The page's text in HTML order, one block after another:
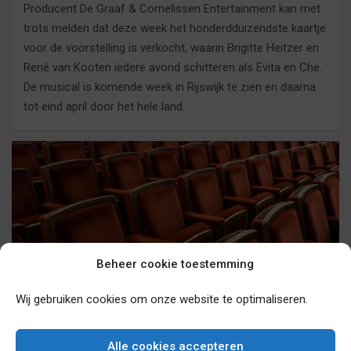
Beheer cookie toestemming
Wij gebruiken cookies om onze website te optimaliseren.
Alle cookies accepteren
Producent De Graaf & Cornelissen Entertainment kan met
trots melden dat deze week het honderdduizendste kaartje
voor de voorstelling is verkocht, waarin Brigitte Heitzer en
René van Kooten iedere avond schitteren als Evita en Che.
De musical is komende week in Rijswijk te zien en daarna
tot eind april door het hele land.
Internationale insteek openingsact Musical